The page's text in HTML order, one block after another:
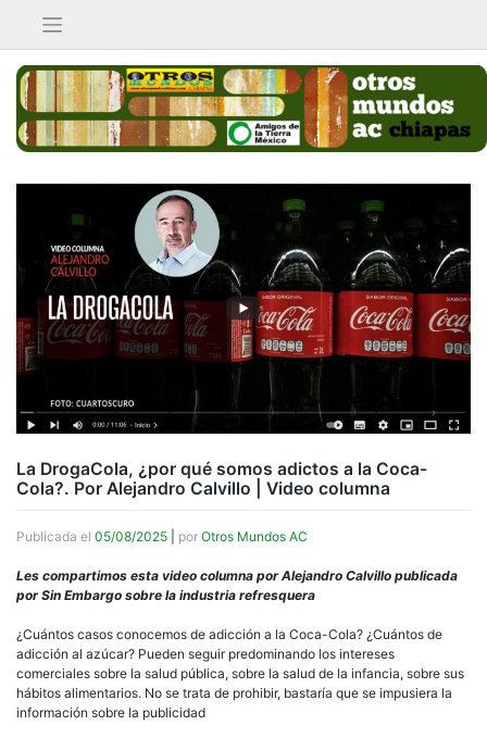
contenido
La DrogaCola, ¿por qué somos adictos a la Coca-
Cola?. Por Alejandro Calvillo | Video columna
Publicada el 05/08/2025 por Otros Mundos AC
Les compartimos esta video columna por Alejandro Calvillo publicada
por Sin Embargo sobre la industria refresquera
¿Cuántos casos conocemos de adicción a la Coca-Cola? ¿Cuántos de
adicción al azúcar? Pueden seguir predominando los intereses
comerciales sobre la salud pública, sobre la salud de la infancia, sobre sus
hábitos alimentarios. No se trata de prohibir, bastaría que se impusiera la
información sobre la publicidad